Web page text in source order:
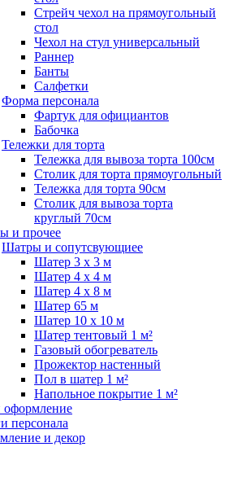
Стрейч чехол на прямоугольный
стол
Чехол на стул универсальный
Раннер
Банты
Салфетки
Форма персонала
Фартук для официантов
Бабочка
Тележки для торта
Тележка для вывоза торта 100см
Столик для торта прямоугольный
Тележка для торта 90см
Столик для вывоза торта
круглый 70см
и прочее
Шатры и сопутсвующиее
Шатер 3 х 3 м
Шатер 4 х 4 м
Шатер 4 х 8 м
Шатер 65 м
Шатер 10 х 10 м
Шатер тентовый 1 м²
Газовый обогреватель
Прожектор настенный
Пол в шатер 1 м²
Напольное покрытие 1 м²
оформление
персонала
и декор